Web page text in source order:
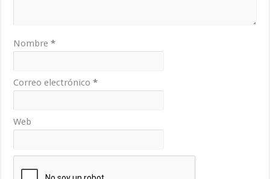
Nombre*
Correo electrónico*
Web